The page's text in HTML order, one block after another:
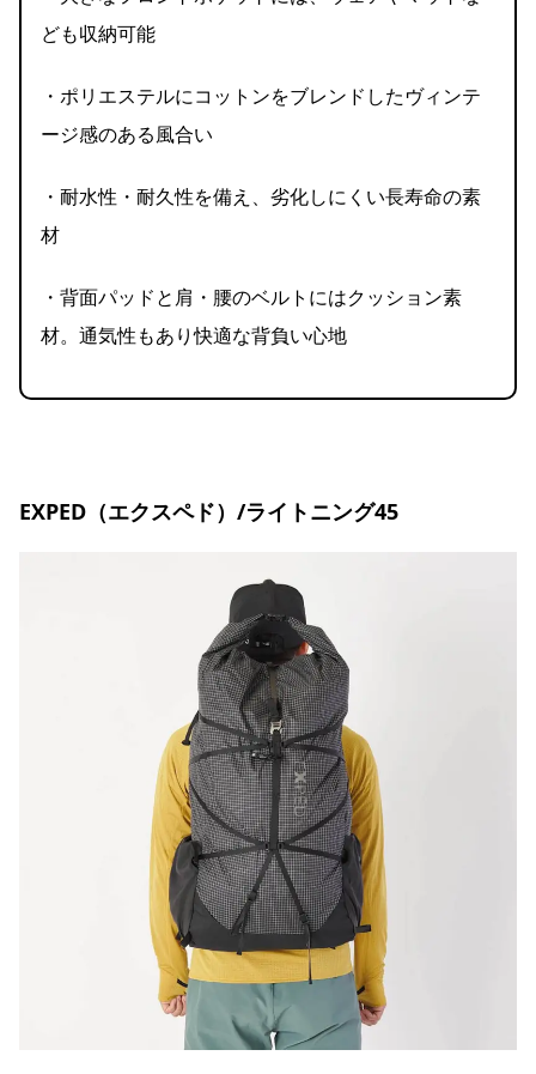
ども収納可能
・ポリエステルにコットンをブレンドしたヴィンテ
ージ感のある風合い
・耐水性・耐久性を備え、劣化しにくい長寿命の素
材
・背面パッドと肩・腰のベルトにはクッション素
材。通気性もあり快適な背負い心地
EXPED（エクスペド）/ライトニング45